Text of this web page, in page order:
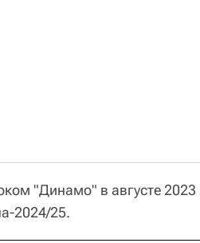
"Динамо" в августе 2023
2024/25.